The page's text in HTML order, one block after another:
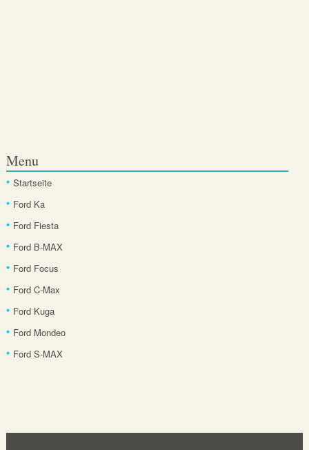
Menu
Startseite
Ford Ka
Ford Fiesta
Ford B-MAX
Ford Focus
Ford C-Max
Ford Kuga
Ford Mondeo
Ford S-MAX